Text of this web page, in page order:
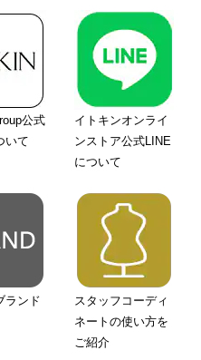
公式
いて
イトキンオンライ
ンストア公式LINE
について
ランド
スタッフコーディ
ネートの使い方を
ご紹介